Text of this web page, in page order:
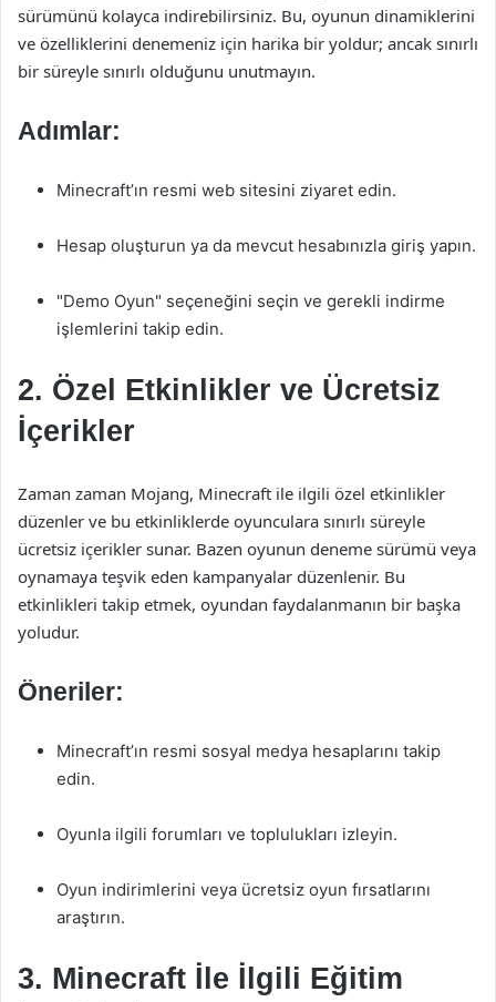
sürümünü kolayca indirebilirsiniz. Bu, oyunun dinamiklerini
ve özelliklerini denemeniz için harika bir yoldur; ancak sınırlı
bir süreyle sınırlı olduğunu unutmayın.
Adımlar:
Minecraft’ın resmi web sitesini ziyaret edin.
Hesap oluşturun ya da mevcut hesabınızla giriş yapın.
"Demo Oyun" seçeneğini seçin ve gerekli indirme
işlemlerini takip edin.
2. Özel Etkinlikler ve Ücretsiz
İçerikler
Zaman zaman Mojang, Minecraft ile ilgili özel etkinlikler
düzenler ve bu etkinliklerde oyunculara sınırlı süreyle
ücretsiz içerikler sunar. Bazen oyunun deneme sürümü veya
oynamaya teşvik eden kampanyalar düzenlenir. Bu
etkinlikleri takip etmek, oyundan faydalanmanın bir başka
yoludur.
Öneriler:
Minecraft’ın resmi sosyal medya hesaplarını takip
edin.
Oyunla ilgili forumları ve toplulukları izleyin.
Oyun indirimlerini veya ücretsiz oyun fırsatlarını
araştırın.
3. Minecraft İle İlgili Eğitim